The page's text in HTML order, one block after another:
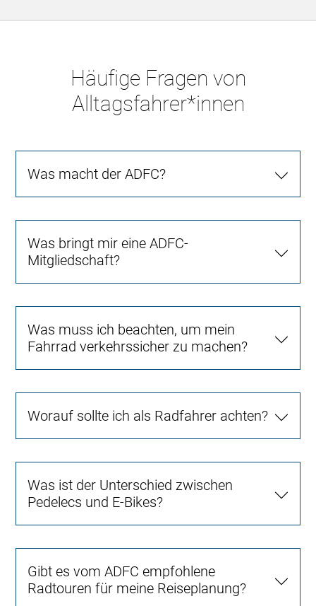
Häufige Fragen von
Alltagsfahrer*innen
Was macht der ADFC?
Was bringt mir eine ADFC-
Mitgliedschaft?
Was muss ich beachten, um mein
Fahrrad verkehrssicher zu machen?
Worauf sollte ich als Radfahrer achten?
Was ist der Unterschied zwischen
Pedelecs und E-Bikes?
Gibt es vom ADFC empfohlene
Radtouren für meine Reiseplanung?